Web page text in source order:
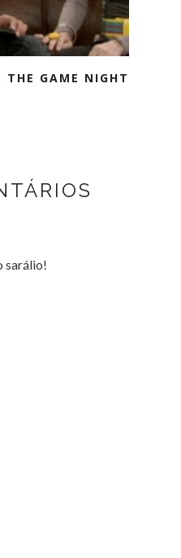
THE GAME NIGHT
sarálio!